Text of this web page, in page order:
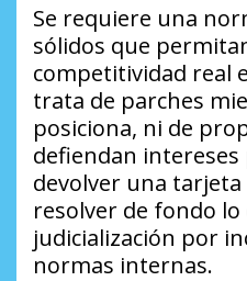
Se requiere una
sólidos que
competitividad real
trata de parches
posiciona, ni de
defiendan
devolver una
resolver de fondo lo
judicialización por
normas internas.